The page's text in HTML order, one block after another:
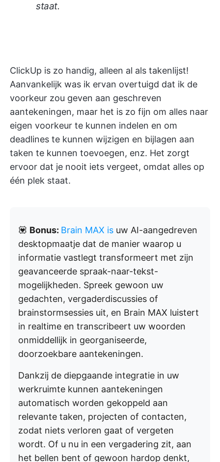
staat.
ClickUp is zo handig, alleen al als takenlijst!
Aanvankelijk was ik ervan overtuigd dat ik de
voorkeur zou geven aan geschreven
aantekeningen, maar het is zo fijn om alles naar
eigen voorkeur te kunnen indelen en om
deadlines te kunnen wijzigen en bijlagen aan
taken te kunnen toevoegen, enz. Het zorgt
ervoor dat je nooit iets vergeet, omdat alles op
één plek staat.
💟 Bonus: Brain MAX is uw AI-aangedreven
desktopmaatje dat de manier waarop u
informatie vastlegt transformeert met zijn
geavanceerde spraak-naar-tekst-
mogelijkheden. Spreek gewoon uw
gedachten, vergaderdiscussies of
brainstormsessies uit, en Brain MAX luistert
in realtime en transcribeert uw woorden
onmiddellijk in georganiseerde,
doorzoekbare aantekeningen.
Dankzij de diepgaande integratie in uw
werkruimte kunnen aantekeningen
automatisch worden gekoppeld aan
relevante taken, projecten of contacten,
zodat niets verloren gaat of vergeten
wordt. Of u nu in een vergadering zit, aan
het bellen bent of gewoon hardop denkt,